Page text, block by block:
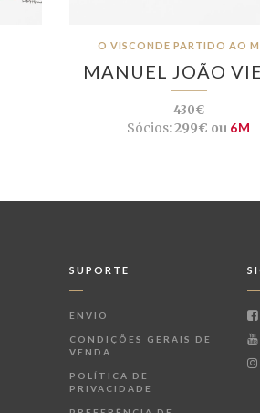
O VISCONDE PARTIDO AO
MANUEL JOÃO
430€
Sócios:299€ ou 6M
SUPORTE
ENVIO
CONDIÇÕES GERAIS DE
VENDA
POLÍTICA DE
PRIVACIDADE